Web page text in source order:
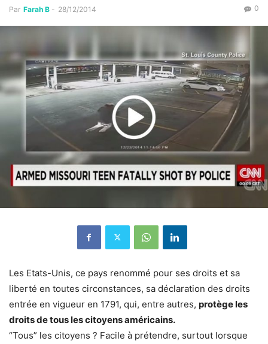
Par Farah B - 28/12/2014 0
Les Etats-Unis, ce pays renommé pour ses droits et sa
liberté en toutes circonstances, sa déclaration des droits
entrée en vigueur en 1791, qui, entre autres, protège les
droits de tous les citoyens américains.
“Tous” les citoyens ? Facile à prétendre, surtout lorsque